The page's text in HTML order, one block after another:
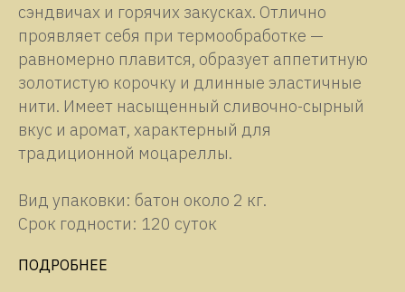
сэндвичах и горячих закусках. Отлично
проявляет себя при термообработке —
равномерно плавится, образует аппетитную
золотистую корочку и длинные эластичные
нити. Имеет насыщенный сливочно-сырный
вкус и аромат, характерный для
традиционной моцареллы.
Вид упаковки: батон около 2 кг.
Срок годности: 120 суток
ПОДРОБНЕЕ